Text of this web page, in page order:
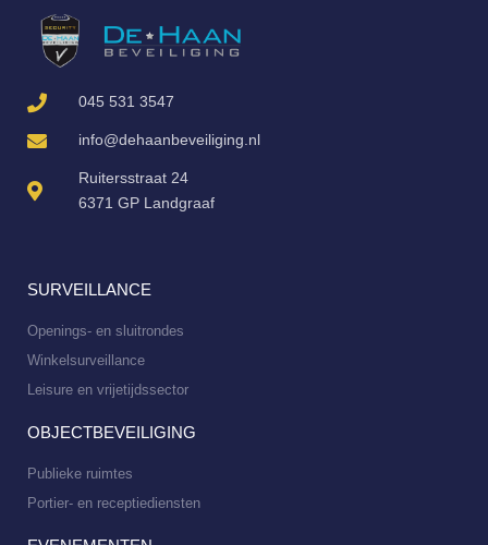
045 531 3547
info@dehaanbeveiliging.nl
Ruitersstraat 24
6371 GP Landgraaf
SURVEILLANCE
Openings- en sluitrondes
Winkelsurveillance
Leisure en vrijetijdssector
OBJECTBEVEILIGING
Publieke ruimtes
Portier- en receptiediensten